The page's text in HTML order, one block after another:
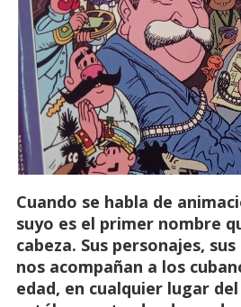
Cuando se habla de
suyo es el primer nombre
cabeza. Sus personajes,
nos acompañan a los
edad, en cualquier lugar